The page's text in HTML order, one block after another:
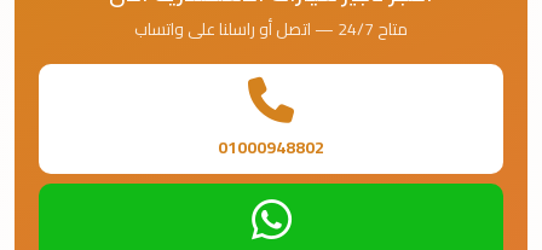
متاح 24/7 — اتصل أو راسلنا على واتساب
01000948802